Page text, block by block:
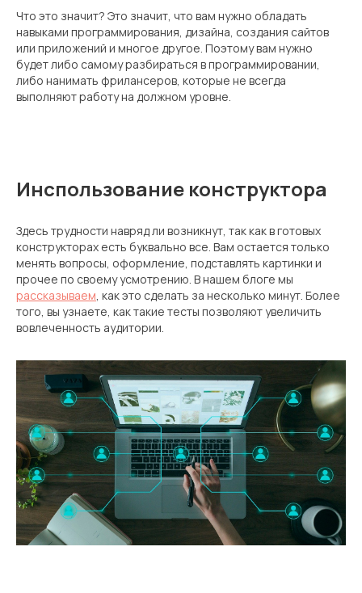
Что это значит? Это значит, что вам нужно обладать
навыками программирования, дизайна, создания сайтов
или приложений и многое другое. Поэтому вам нужно
будет либо самому разбираться в программировании,
либо нанимать фрилансеров, которые не всегда
выполняют работу на должном уровне.
Инспользование конструктора
Здесь трудности навряд ли возникнут, так как в готовых
конструкторах есть буквально все. Вам остается только
менять вопросы, оформление, подставлять картинки и
прочее по своему усмотрению. В нашем блоге мы
рассказываем, как это сделать за несколько минут. Более
того, вы узнаете, как такие тесты позволяют увеличить
вовлеченность аудитории.